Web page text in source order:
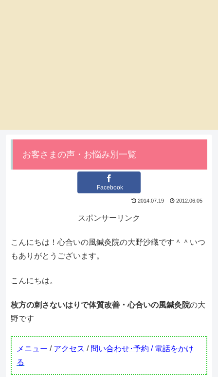
お客さまの声・お悩み別一覧
Facebook
2014.07.19 2012.06.05
スポンサーリンク
こんにちは！心合いの風鍼灸院の大野沙織です＾＾いつ
もありがとうございます。
こんにちは。
枚方の刺さないはりで体質改善・心合いの風鍼灸院の大
野です
メニュー / アクセス / 問い合わせ･予約/ 電話をかけ
る